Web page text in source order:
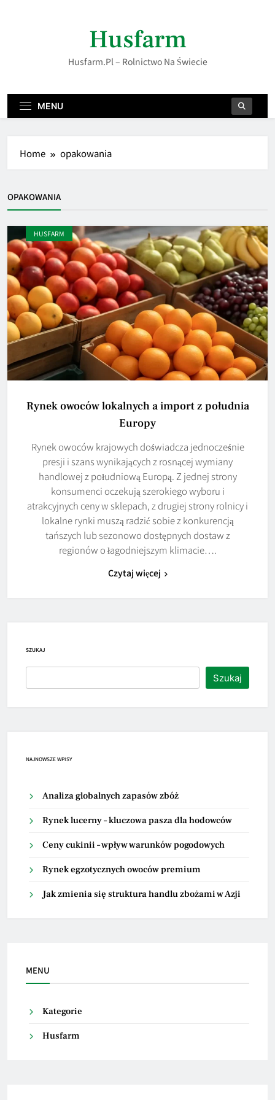
Husfarm
Husfarm.pl – Rolnictwo Na Świecie
MENU
Home opakowania
OPAKOWANIA
HUSFARM
Rynek owoców lokalnych a import z południa
Europy
Rynek owoców krajowych doświadcza jednocześnie
presji i szans wynikających z rosnącej wymiany
handlowej z południową Europą. Z jednej strony
konsumenci oczekują szerokiego wyboru i
atrakcyjnych ceny w sklepach, z drugiej strony rolnicy i
lokalne rynki muszą radzić sobie z konkurencją
tańszych lub sezonowo dostępnych dostaw z
regionów o łagodniejszym klimacie….
Czytaj więcej
SZUKAJ
Szukaj
NAJNOWSZE WPISY
Analiza globalnych zapasów zbóż
Rynek lucerny – kluczowa pasza dla hodowców
Ceny cukinii – wpływ warunków pogodowych
Rynek egzotycznych owoców premium
Jak zmienia się struktura handlu zbożami w Azji
MENU
Kategorie
Husfarm